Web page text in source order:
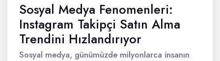
Sosyal Medya Fenomenleri:
Instagram Takipçi Satın Alma
Trendini Hızlandırıyor
Sosyal medya, günümüzde milyonlarca insanın